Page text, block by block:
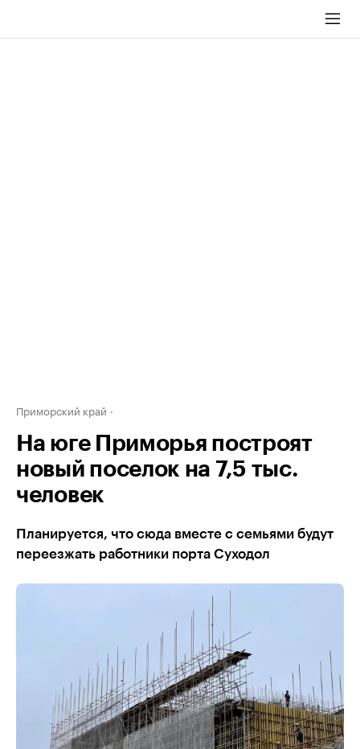
Приморский край
На юге Приморья построят
новый поселок на 7,5 тыс.
человек
Планируется, что сюда вместе с семьями будут
переезжать работники порта Суходол